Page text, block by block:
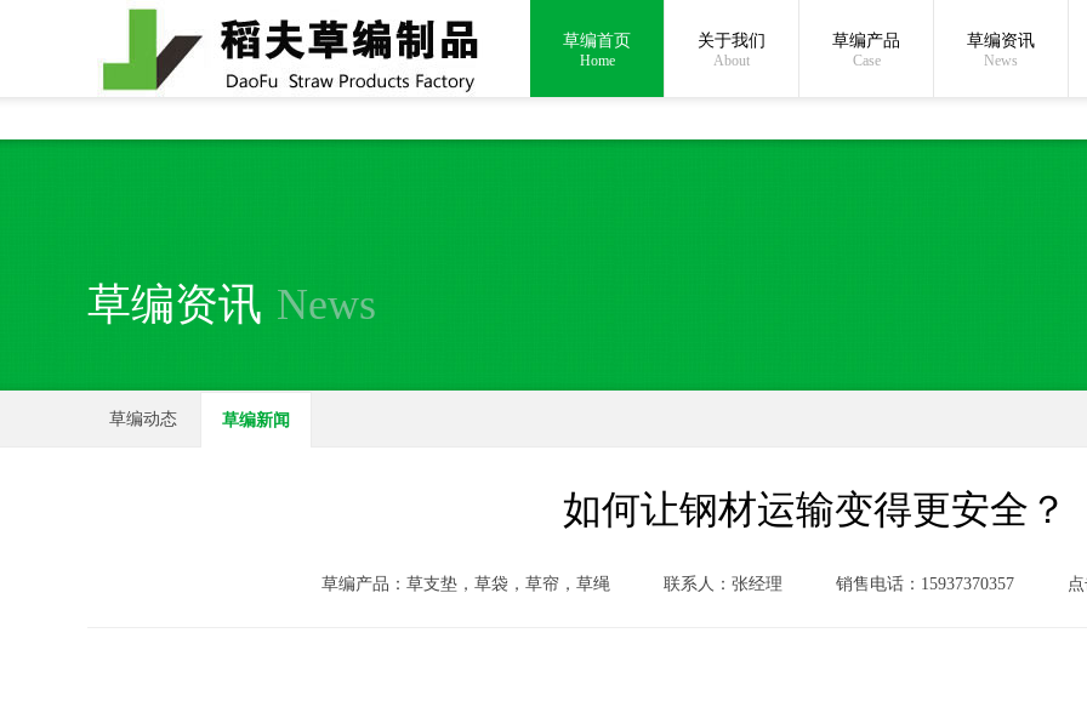
全国统一24小时销售电话：15937370357 在线沟通:
草编首页
Home
关于我们
About
草编产品
Case
草编资讯
News
草编资讯 News
草编动态 草编新闻
如何让钢材运输变得更安全？
草编产品：草支垫，草袋，草帘，草绳 联系人：张经理 销售电话：15937370357 点